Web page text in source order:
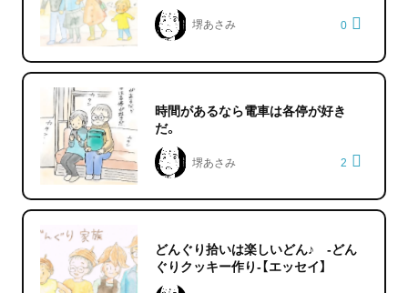
堺あさみ 0
時間があるなら電車は各停が好き
だ。
堺あさみ 2
どんぐり拾いは楽しいどん♪ -どん
ぐりクッキー作り-【エッセイ】